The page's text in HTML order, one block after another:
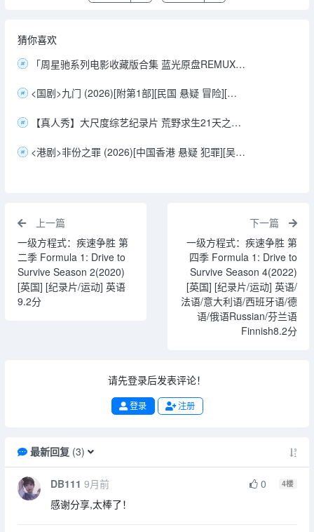
猜你喜欢
「周星驰系列电影收藏版合集 蓝光原盘REMUX 国粤双语音轨 内封中文字幕 828G」
<国剧>九门 (2026)[附第1部][民国 悬疑 冒险][陈伟霆 曾舜晞 陈瑶 徐正溪][4K+1080P/单集1.2GB/国语中字]
【真人秀】大尺度综艺纪录片 荒野求生21天之恋人篇（裸身求爱），探索频道/【31.2GB】已更新第四集
<港剧>非份之罪 (2026)[中国香港 悬疑 犯罪][吴启华 陈炜] [4K+1080P/单集913MB/国粤双语中字]
上一篇
一级方程式：疾速争胜 第
二季 Formula 1: Drive to
Survive Season 2(2020)
[英国] [纪录片/运动] 英语
9.2分
下一篇
一级方程式：疾速争胜 第
四季 Formula 1: Drive to
Survive Season 4(2022)
[英国] [纪录片/运动] 英语/
法语/意大利语/西班牙语/德
语/俄语Russian/芬兰语
Finnish8.2分
请先登录后发表评论！
登录 注册
最新回复(3)
DB111 9月前 0 4楼
感谢分享,太棒了！